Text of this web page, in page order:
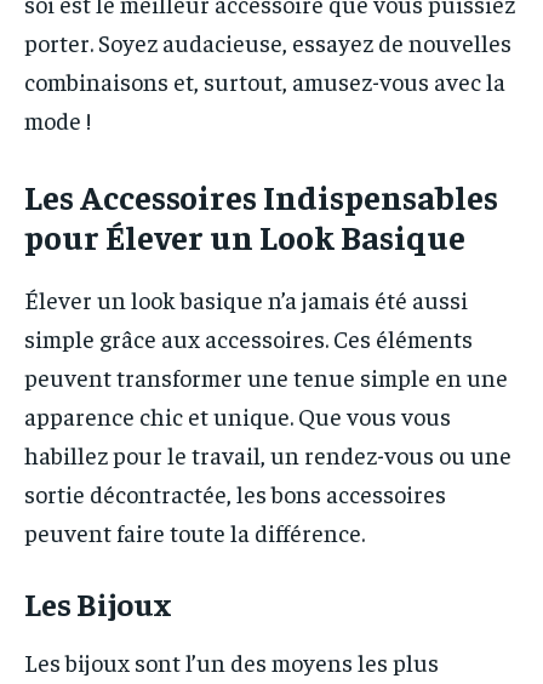
porter. Soyez audacieuse, essayez de nouvelles
combinaisons et, surtout, amusez-vous avec la
mode !
Les Accessoires Indispensables
pour Élever un Look Basique
Élever un look basique n’a jamais été aussi
simple grâce aux accessoires. Ces éléments
peuvent transformer une tenue simple en une
apparence chic et unique. Que vous vous
habillez pour le travail, un rendez-vous ou une
sortie décontractée, les bons accessoires
peuvent faire toute la différence.
Les Bijoux
Les bijoux sont l’un des moyens les plus